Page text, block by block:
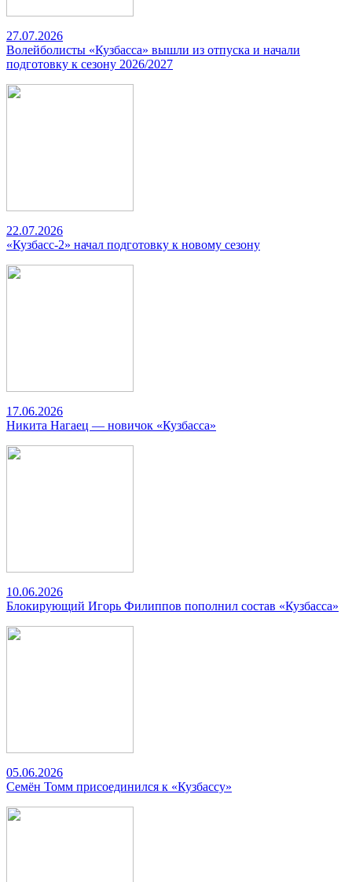
27.07.2026
Волейболисты «Кузбасса» вышли из отпуска и начали
подготовку к сезону 2026/2027
22.07.2026
«Кузбасс-2» начал подготовку к новому сезону
17.06.2026
Никита Нагаец — новичок «Кузбасса»
10.06.2026
Блокирующий Игорь Филиппов пополнил состав «Кузбасса»
05.06.2026
Семён Томм присоединился к «Кузбассу»